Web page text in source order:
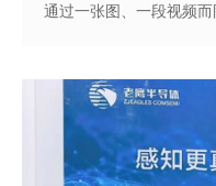
通过一张图、一段视频而